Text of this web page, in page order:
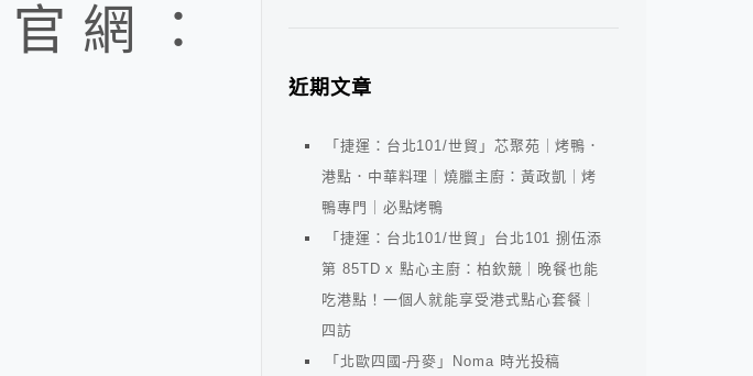
網：
近期文章
「捷運：台北101/世貿」芯聚苑｜烤鴨．
港點．中華料理｜燒臘主廚：黃政凱｜烤
鴨專門｜必點烤鴨
「捷運：台北101/世貿」台北101 捌伍添
第 85TD x 點心主廚：柏欽競｜晚餐也能
吃港點！一個人就能享受港式點心套餐｜
四訪
「北歐四國-丹麥」Noma 時光投稿